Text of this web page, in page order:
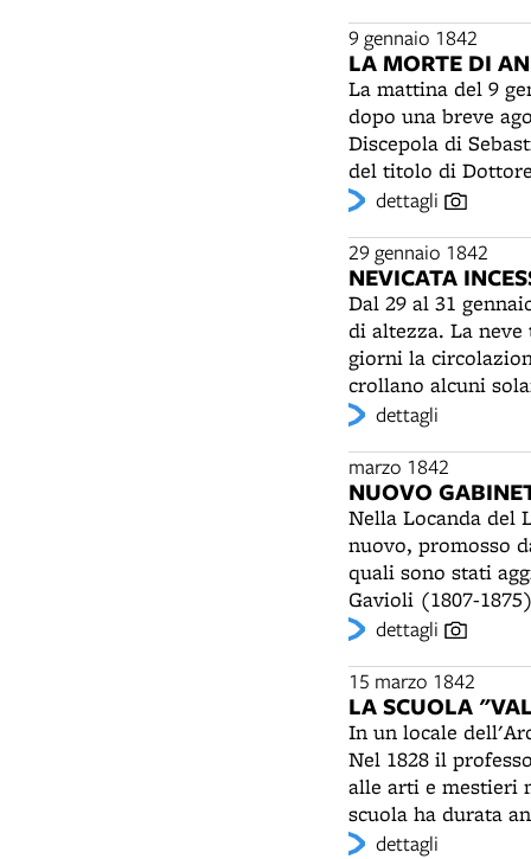
un moine et un
popolo gli sembra
carattere. Il
involta nei
Italia in cui si
cotichini)", le
le frittelle, i
national", con i
casa di Rossini e
teatri, le scuole, i
Michele in Bosco,
di tanti mausolei
9 gennaio 1842
LA MORTE DI
La mattina del 9
dopo una breve
Discepola di
del titolo di
Domenico e poi
raddoppiata - alla
notevole
a Bologna.
Ostetricia "per le
abitazione. Cosa
malferma. Dalla
pontificio venne
dettagli
29 gennaio 1842
NEVICATA
Dal 29 al 31
di altezza. La
giorni la
crollano alcuni
Empoli “un
dettagli
marzo 1842
NUOVO
Nella Locanda del
nuovo, promosso
quali sono stati
Gavioli (1807-
lui fabbricato nel
occhi, le braccia,
si solleva e si abbassa, simulando il
ginocchia per
il pizzicato. E qui,
movimenti usitati
pongano raccorciate, sia
(MO), Il Gavioli ha
dettagli
15 marzo 1842
LA SCUOLA
In un locale
Nel 1828 il
alle arti e mestieri
scuola ha durata
disegno
dettagli